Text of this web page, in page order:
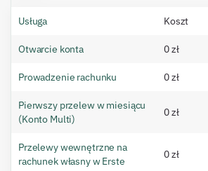
Usługa Koszt
Otwarcie konta 0 zł
Prowadzenie rachunku 0 zł
Pierwszy przelew w miesiącu
(Konto Multi)
0 zł
Przelewy wewnętrzne na
rachunek własny w Erste
0 zł